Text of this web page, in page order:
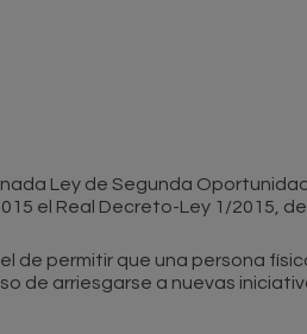
Ley de Segunda
el Real Decreto-Ley 1/2015,
permitir que una persona
de arriesgarse a nuevas